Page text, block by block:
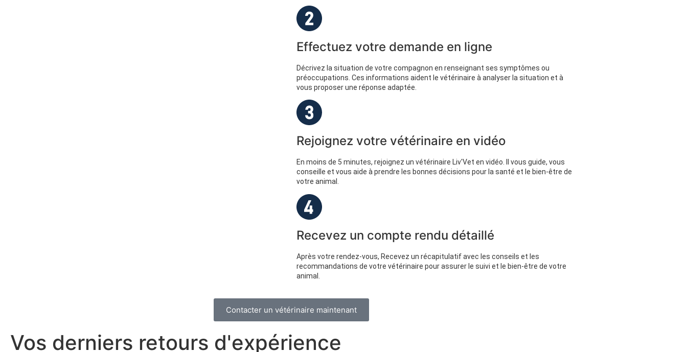
Effectuez votre demande en ligne
Décrivez la situation de votre compagnon en renseignant ses symptômes ou
préoccupations. Ces informations aident le vétérinaire à analyser la situation et à
vous proposer une réponse adaptée.
Rejoignez votre vétérinaire en vidéo
En moins de 5 minutes, rejoignez un vétérinaire Liv'Vet en vidéo. Il vous guide, vous
conseille et vous aide à prendre les bonnes décisions pour la santé et le bien-être de
votre animal.
Recevez un compte rendu détaillé
Après votre rendez-vous, Recevez un récapitulatif avec les conseils et les
recommandations de votre vétérinaire pour assurer le suivi et le bien-être de votre
animal.
Contacter un vétérinaire maintenant
Vos derniers retours d'expérience